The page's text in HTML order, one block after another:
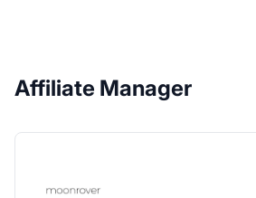
Affiliate Manager